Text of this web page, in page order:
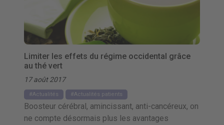
Limiter les effets du régime occidental grâce
au thé vert
17 août 2017
Actualités Actualités patients
Boosteur cérébral, amincissant, anti-cancéreux, on
ne compte désormais plus les avantages